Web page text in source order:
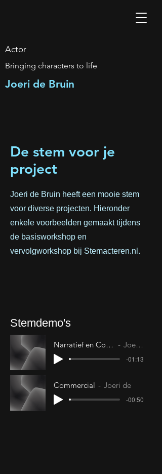
Actor
Joeri de Bruin
Bringing characters to life
De stem voor je
project
Joeri de Bruin heeft een mooie stem
voor diverse projecten. Hieronder
enkele voorbeelden gemaakt tijdens
de basisworkshop en
vervolgworkshop bij Stemacteren.nl.
Stemdemo's
Narratief en Corporate Joeri de
-01:13
Commercial Joeri de
-00:50